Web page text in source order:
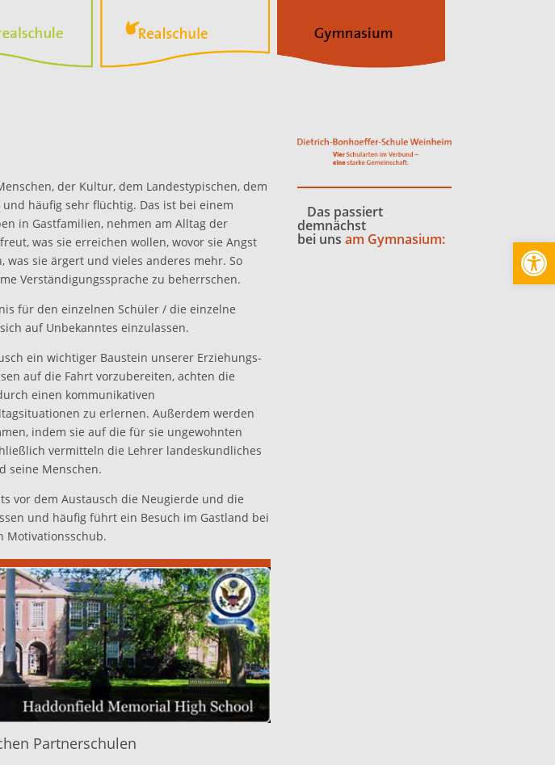
der Kultur, dem Landestypischen, dem
häufig sehr flüchtig. Das ist bei einem
in Gastfamilien, nehmen am Alltag der
was sie erreichen wollen, wovor sie Angst
was sie ärgert und vieles anderes mehr. So
Verständigungssprache zu beherrschen.
für den einzelnen Schüler / die einzelne
auf Unbekanntes einzulassen.
ein wichtiger Baustein unserer Erziehungs-
auf die Fahrt vorzubereiten, achten die
einen kommunikativen
zu erlernen. Außerdem werden
indem sie auf die für sie ungewohnten
vermitteln die Lehrer landeskundliches
seine Menschen.
vor dem Austausch die Neugierde und die
und häufig führt ein Besuch im Gastland bei
Motivationsschub.
Partnerschulen
Das passiert
demnächst
bei uns am Gymnasium: